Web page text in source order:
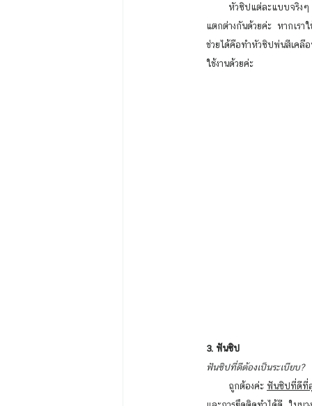
แตกต่างกันด้วยค่ะ  หากเร
ช่วยได้คือทำหัวซิปพ่นสีเคลื
ใช้งานด้วยค่ะ
3. ฟันซิป
ฟันซิปที่ดีต้องเป็นระเบียบ?
        ถูกต้องค่ะ
ฟันซิปที่ดีที่สุ